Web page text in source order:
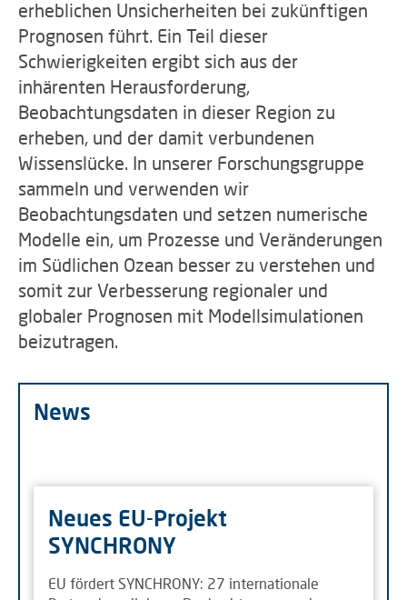
erheblichen Unsicherheiten bei zukünftigen
Prognosen führt. Ein Teil dieser
Schwierigkeiten ergibt sich aus der
inhärenten Herausforderung,
Beobachtungsdaten in dieser Region zu
erheben, und der damit verbundenen
Wissenslücke. In unserer Forschungsgruppe
sammeln und verwenden wir
Beobachtungsdaten und setzen numerische
Modelle ein, um Prozesse und Veränderungen
im Südlichen Ozean besser zu verstehen und
somit zur Verbesserung regionaler und
globaler Prognosen mit Modellsimulationen
beizutragen.
News
Neues EU-Projekt
SYNCHRONY
EU fördert SYNCHRONY: 27 internationale